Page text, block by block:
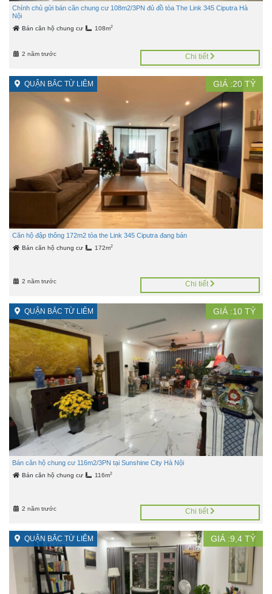
Chính chủ gửi bán căn chung cư 108m2/3PN đủ đồ tòa The Link 345 Ciputra Hà
Nội
Bán căn hộ chung cư 108m2
2 năm trước Chi tiết
QUẬN BẮC TỪ LIÊM GIÁ :20 TỶ
Căn hộ đập thông 172m2 tòa the Link 345 Ciputra đang bán
Bán căn hộ chung cư 172m2
2 năm trước Chi tiết
QUẬN BẮC TỪ LIÊM GIÁ :10 TỶ
Bán căn hộ chung cư 116m2/3PN tại Sunshine City Hà Nội
Bán căn hộ chung cư 116m2
2 năm trước Chi tiết
QUẬN BẮC TỪ LIÊM GIÁ :9,4 TỶ